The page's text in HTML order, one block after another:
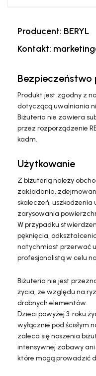
Producent: BERYL
Kontakt:
Bezpieczeństwo
Produkt jest zgodny z
dotyczącą uwalniania
Biżuteria nie zawiera
przez rozporządzenie
kadm.
Użytkowanie
Z biżuterią należy
zakładania,
skaleczeń,
zarysowania
W przypadku
pęknięcia,
natychmiast przerwać
profesjonalistą w celu
Biżuteria nie jest
życia, ze względu na
drobnych elementów.
Dzieci powyżej 3. roku
wyłącznie pod ścisłym
zaleca się noszenia
intensywnej zabawy
które mogą prowadzić